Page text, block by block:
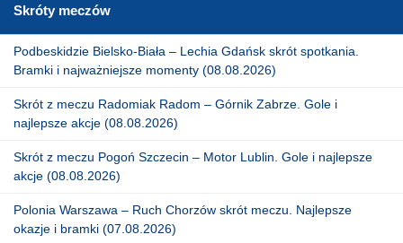
Skróty meczów
Podbeskidzie Bielsko-Biała – Lechia Gdańsk skrót spotkania.
Bramki i najważniejsze momenty (08.08.2026)
Skrót z meczu Radomiak Radom – Górnik Zabrze. Gole i
najlepsze akcje (08.08.2026)
Skrót z meczu Pogoń Szczecin – Motor Lublin. Gole i najlepsze
akcje (08.08.2026)
Polonia Warszawa – Ruch Chorzów skrót meczu. Najlepsze
okazje i bramki (07.08.2026)